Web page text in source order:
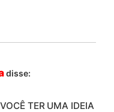
disse:
TER UMA IDEIA